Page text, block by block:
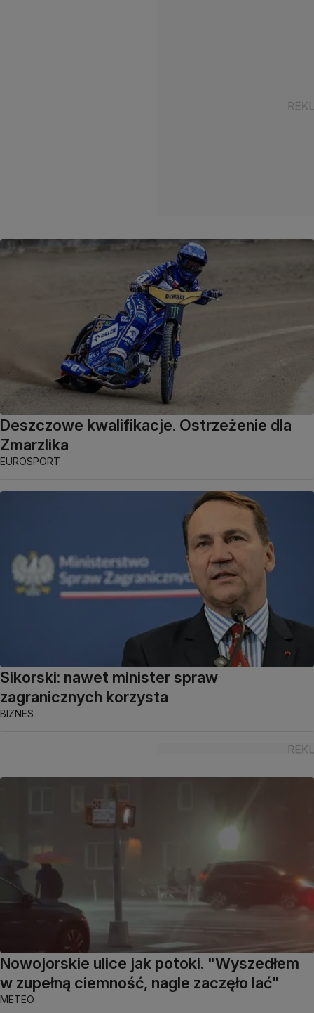
Deszczowe kwalifikacje. Ostrzeżenie dla
Zmarzlika
EUROSPORT
Sikorski: nawet minister spraw
zagranicznych korzysta
BIZNES
Nowojorskie ulice jak potoki. "Wyszedłem
w zupełną ciemność, nagle zaczęło lać"
METEO